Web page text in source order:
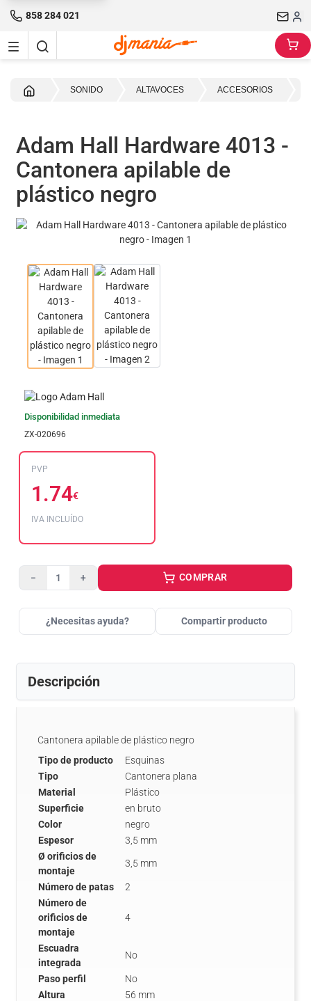
858 284 021
SONIDO ALTAVOCES ACCESORIOS
Adam Hall Hardware 4013 -
Cantonera apilable de
plástico negro
Disponibilidad inmediata
ZX-020696
PVP
1.74€
IVA INCLUÍDO
− + COMPRAR
¿Necesitas ayuda? Compartir producto
Descripción
Cantonera apilable de plástico negro
Tipo de producto
Esquinas
Tipo
Cantonera plana
Material
Plástico
Superficie
en bruto
Color
negro
Espesor
3,5 mm
Ø orificios de
montaje
3,5 mm
Número de patas
2
Número de
orificios de
montaje
4
Escuadra
integrada
No
Paso perfil
No
Altura
56 mm